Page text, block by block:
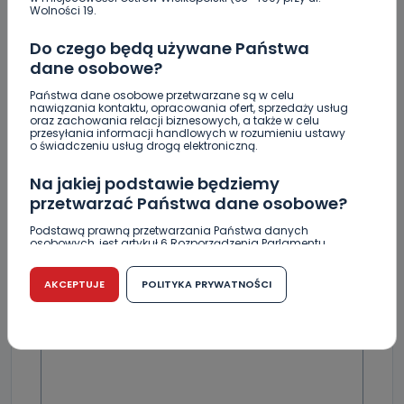
Wolności 19.
Do czego będą używane Państwa
dane osobowe?
Państwa dane osobowe przetwarzane są w celu
nawiązania kontaktu, opracowania ofert, sprzedaży usług
oraz zachowania relacji biznesowych, a także w celu
przesyłania informacji handlowych w rozumieniu ustawy
o świadczeniu usług drogą elektroniczną.
Na jakiej podstawie będziemy
przetwarzać Państwa dane osobowe?
Podstawą prawną przetwarzania Państwa danych
osobowych, jest artykuł 6 Rozporządzenia Parlamentu
r. w sprawie ochrony osób fizycznych w związku z
przetwarzaniem danych osobowych w sprawie
swobodnego przepływu takich danych oraz uchylenia
dyrektywy 95/46/WE (RODO).
Czy jest możliwość cofnięcia zgody?
AKCEPTUJE POLITYKA PRYWATNOŚCI
Rozpoczęły się konsultacje
Skomentuj ten wpis jako pierwszy!
DOŁĄCZ DO DYSKUSJI
DODAJ SWÓJ KOMENTARZ